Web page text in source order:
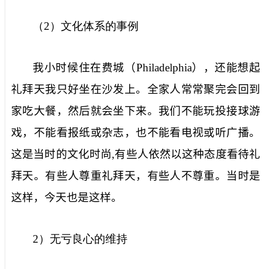
（2）文化体系的事例
我小时候住在费城（Philadelphia），还能想起
礼拜天我只好坐在沙发上。全家人常常聚完会回到
家吃大餐，然后就会坐下来。我们不能玩投接球游
戏，不能看报纸或杂志，也不能看电视或听广播。
这是当时的文化时尚,有些人依然以这种态度看待礼
拜天。有些人尊重礼拜天，有些人不尊重。当时是
这样，今天也是这样。
2）无亏良心的维持